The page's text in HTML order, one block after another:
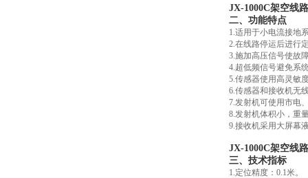
JX-1000C架空线
二、功能特点
1.适用于小电流接地
2.在线路停运后进行
3.施加高压信号使故
4.超低频信号避免系
5.传感器使用高灵敏
6.传感器和接收机无
7.发射机可使用市电
8.发射机体积小，重
9.接收机采用大屏幕
JX-1000C架空线
三、技术指标
1.定位精度：0.1米。